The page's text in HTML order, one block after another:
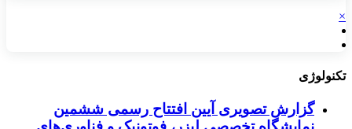
×
تکنولوژی
گزارش تصویری آیین افتتاح رسمی ششمین